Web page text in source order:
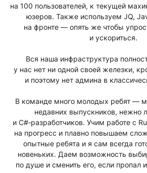
на 100 пользователей, к текущей
юзеров. Также используем JQ,
на фронте — опять же чтобы
и ускориться.
Вся наша инфраструктура
у нас нет ни одной своей железки,
и поэтому нет админа в
В команде много молодых ребят —
недавних выпускников, нежно
и C#‑разработчиков. Учим работе с
на прогресс и плавно повышаем
опытные ребята и я сам всегда
новеньких. Даем возможность
по душе и сменить его, если пропал